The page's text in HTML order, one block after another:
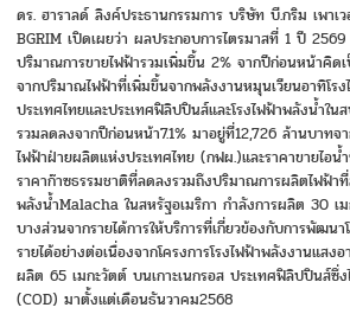
ดร. ฮาราลด์ ลิงค์ประธานกรรมการ บริษัท บี.กริม เพา
BGRIM เปิดเผยว่า ผลประกอบการไตรมาสที่ 1 ปี
ปริมาณการขายไฟฟ้ารวมเพิ่มขึ้น 2% จากปีก่อนหน้าคิด
จากปริมาณไฟฟ้าที่เพิ่มขึ้นจากพลังงานหมุนเวียนอาทิโร
ประเทศไทยและประเทศฟิลิปปินส์และโรงไฟฟ้าพลังน้ำใน
รวมลดลงจากปีก่อนหน้า7.1% มาอยู่ที่12,726 ล้านบาทจ
ไฟฟ้าฝ่ายผลิตแห่งประเทศไทย (กฟผ.)และราคาขายไอ
ราคาก๊าซธรรมชาติที่ลดลงรวมถึงปริมาณการผลิตไฟฟ้าที่
พลังน้ำMalacha ในสหรัฐอเมริกา กำลังการผลิต 30 เ
บางส่วนจากรายได้การให้บริการที่เกี่ยวข้องกับการพัฒน
รายได้อย่างต่อเนื่องจากโครงการโรงไฟฟ้าพลังงานแสง
ผลิต 65 เมกะวัตต์ บนเกาะเนกรอส ประเทศฟิลิปปินส์ซึ่
(COD) มาตั้งแต่เดือนธันวาคม2568